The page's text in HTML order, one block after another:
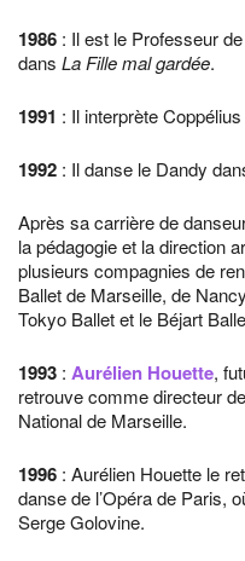
1986 : Il est le Professeur
dans La Fille mal gardée.
1991 : Il interprète
1992 : Il danse le Dandy
Après sa carrière de
la pédagogie et la direction
plusieurs compagnies de
Ballet de Marseille, de
Tokyo Ballet et le Béjart
1993 : Aurélien Houette,
retrouve comme directeur
National de Marseille.
1996 : Aurélien Houette le
danse de l’Opéra de Paris,
Serge Golovine.